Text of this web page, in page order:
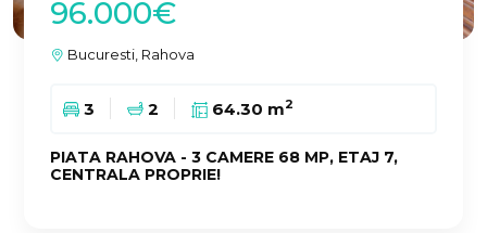
96.000€
Bucuresti, Rahova
3 2 64.30 m2
PIATA RAHOVA - 3 CAMERE 68 MP, ETAJ 7,
CENTRALA PROPRIE!